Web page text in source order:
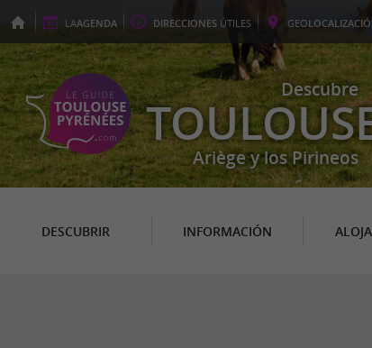
LAAGENDA DIRECCIONES ÚTILES GEO
Descubre
Ariège y los Pirineos
DESCUBRIR INFORMACIÓN